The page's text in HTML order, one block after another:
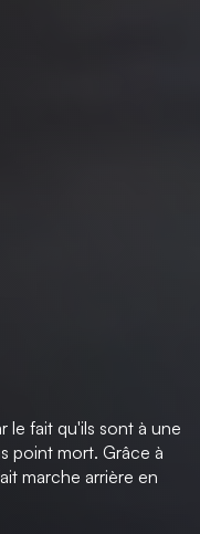
le fait qu'ils sont à une
point mort. Grâce à
marche arrière en